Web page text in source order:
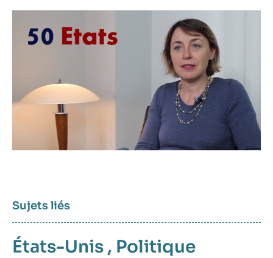
médiatique
Sujets liés
États-Unis , Politique